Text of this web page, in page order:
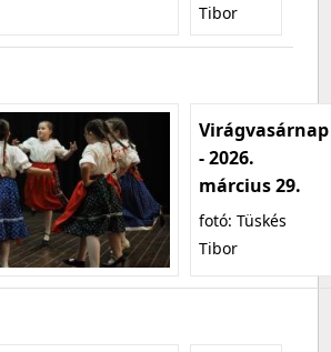
Tibor
Virágvasárnap
- 2026.
március 29.
fotó: Tüskés
Tibor